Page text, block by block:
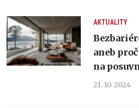
AKTUALITY
aneb
na
21. 10. 2024